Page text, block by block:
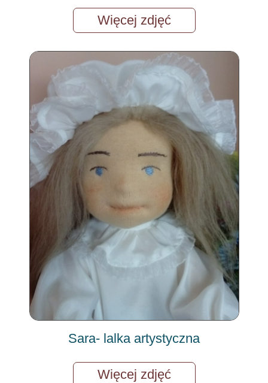
Więcej zdjęć
Sara- lalka artystyczna
Więcej zdjęć